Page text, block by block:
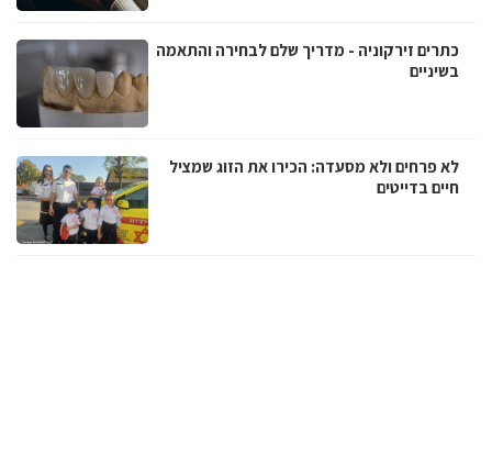
כתרים זירקוניה - מדריך שלם לבחירה והתאמה
בשיניים
לא פרחים ולא מסעדה: הכירו את הזוג שמציל
חיים בדייטים